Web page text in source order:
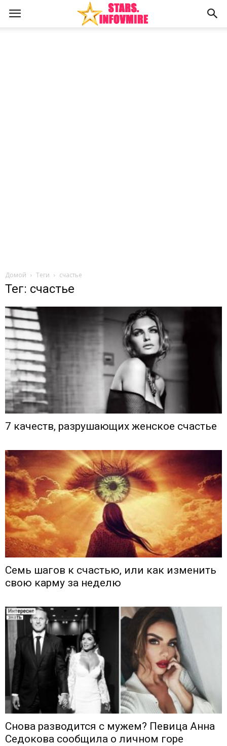
Домой Теги счастье
Тег: счастье
7 качеств, разрушающих женское счастье
Семь шагов к счастью, или как изменить
свою карму за неделю
Снова разводится с мужем? Певица Анна
Седокова сообщила о личном горе